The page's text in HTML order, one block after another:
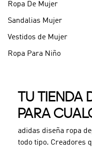
Ropa De Mujer
Sandalias Mujer
Vestidos de Mujer
Ropa Para Niño
TU TIENDA
PARA
adidas diseña ropa
todo tipo. Creadores